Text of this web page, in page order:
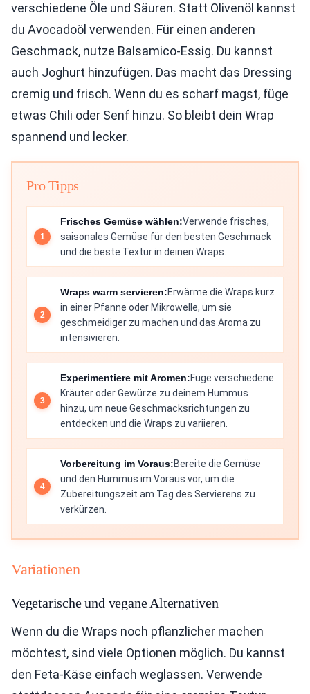
verschiedene Öle und Säuren. Statt Olivenöl kannst
du Avocadoöl verwenden. Für einen anderen
Geschmack, nutze Balsamico-Essig. Du kannst
auch Joghurt hinzufügen. Das macht das Dressing
cremig und frisch. Wenn du es scharf magst, füge
etwas Chili oder Senf hinzu. So bleibt dein Wrap
spannend und lecker.
Pro Tipps
Frisches Gemüse wählen:Verwende frisches,
saisonales Gemüse für den besten Geschmack
und die beste Textur in deinen Wraps.
Wraps warm servieren:Erwärme die Wraps kurz
in einer Pfanne oder Mikrowelle, um sie
geschmeidiger zu machen und das Aroma zu
intensivieren.
Experimentiere mit Aromen:Füge verschiedene
Kräuter oder Gewürze zu deinem Hummus
hinzu, um neue Geschmacksrichtungen zu
entdecken und die Wraps zu variieren.
Vorbereitung im Voraus:Bereite die Gemüse
und den Hummus im Voraus vor, um die
Zubereitungszeit am Tag des Servierens zu
verkürzen.
Variationen
Vegetarische und vegane Alternativen
Wenn du die Wraps noch pflanzlicher machen
möchtest, sind viele Optionen möglich. Du kannst
den Feta-Käse einfach weglassen. Verwende